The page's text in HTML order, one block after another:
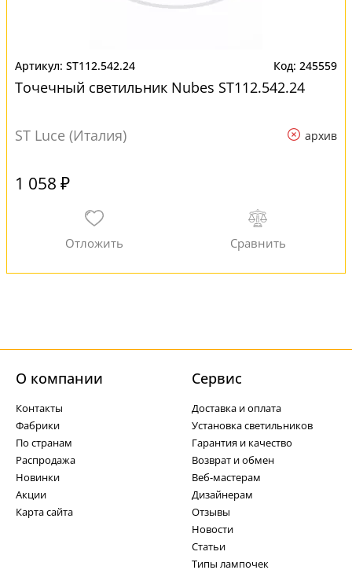
ST112.542.24 245559
Точечный светильник Nubes ST112.542.24
ST Luce (Италия) архив
1 058 ₽
О компании
Контакты
Фабрики
По странам
Распродажа
Новинки
Акции
Карта сайта
Cервис
Доставка и оплата
Установка светильников
Гарантия и качество
Возврат и обмен
Веб-мастерам
Дизайнерам
Отзывы
Новости
Статьи
Типы лампочек